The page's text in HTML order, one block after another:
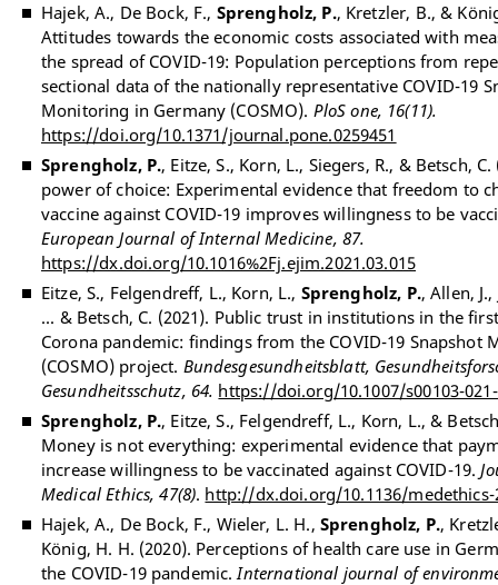
Hajek, A., De Bock, F., Sprengholz, P., Kretzler, B., &
Attitudes towards the economic costs associated with
the spread of COVID-19: Population perceptions from
sectional data of the nationally representative COVID-19
Monitoring in Germany (COSMO). PloS one, 16(11).
https://doi.org/10.1371/journal.pone.0259451
Sprengholz, P., Eitze, S., Korn, L., Siegers, R., & Betsch, C.
power of choice: Experimental evidence that freedom to
vaccine against COVID-19 improves willingness to be
European Journal of Internal Medicine, 87.
https://dx.doi.org/10.1016%2Fj.ejim.2021.03.015
Eitze, S., Felgendreff, L., Korn, L., Sprengholz, P., Allen,
... & Betsch, C. (2021). Public trust in institutions in the
Corona pandemic: findings from the COVID-19 Snapshot
(COSMO) project. Bundesgesundheitsblatt,
Gesundheitsschutz, 64. https://doi.org/10.1007/s00103-
Sprengholz, P., Eitze, S., Felgendreff, L., Korn, L., &
Money is not everything: experimental evidence that
increase willingness to be vaccinated against COVID-19.
Medical Ethics, 47(8). http://dx.doi.org/10.1136/medethics-
Hajek, A., De Bock, F., Wieler, L. H., Sprengholz, P.,
König, H. H. (2020). Perceptions of health care use in
the COVID-19 pandemic.International journal of